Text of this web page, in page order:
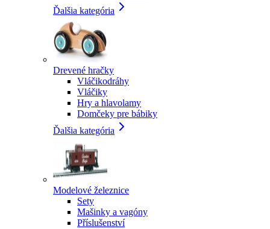
Ďalšia kategória
Drevené hračky
Vláčikodráhy
Vláčiky
Hry a hlavolamy
Domčeky pre bábiky
Ďalšia kategória
Modelové železnice
Sety
Mašinky a vagóny
Příslušenství